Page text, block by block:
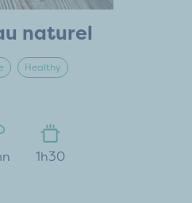
naturel
Healthy
1h30